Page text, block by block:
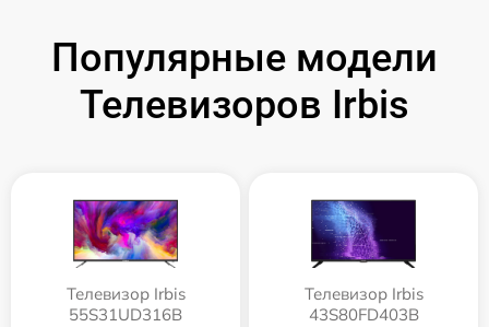
Популярные модели
Телевизоров Irbis
Телевизор Irbis
55S31UD316B
Телевизор Irbis
43S80FD403B